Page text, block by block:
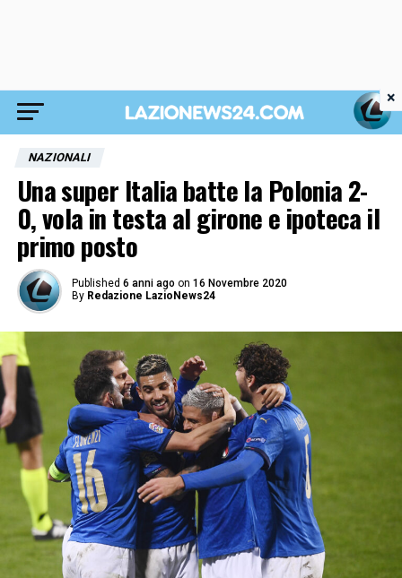
NAZIONALI
Una super Italia batte la Polonia 2-
0, vola in testa al girone e ipoteca il
primo posto
Published 6 anni ago on 16 Novembre 2020
By Redazione LazioNews24
×